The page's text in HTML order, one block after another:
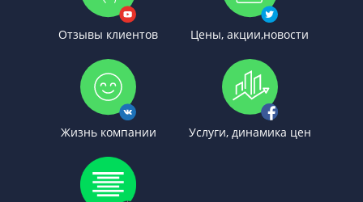
Отзывы клиентов Цены, акции,новости
Жизнь компании Услуги, динамика цен